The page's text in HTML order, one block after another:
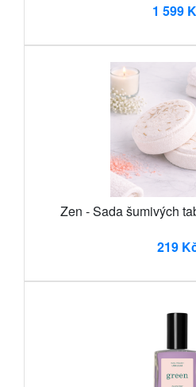
1 599
Zen - Sada šumivých
219